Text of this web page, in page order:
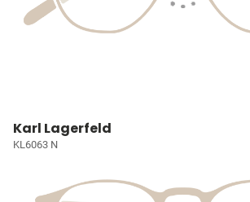
Karl Lagerfeld
KL6063 N